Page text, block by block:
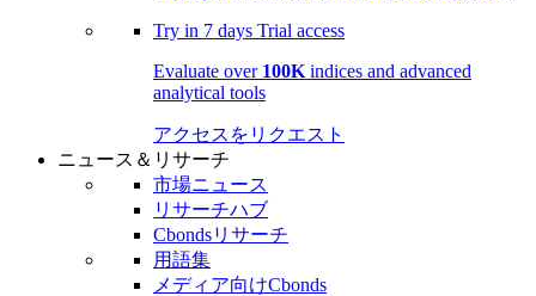
Try in 7 days Trial access
Evaluate over 100K indices and advanced
analytical tools
アクセスをリクエスト
ニュース＆リサーチ
市場ニュース
リサーチハブ
Cbondsリサーチ
用語集
メディア向けCbonds